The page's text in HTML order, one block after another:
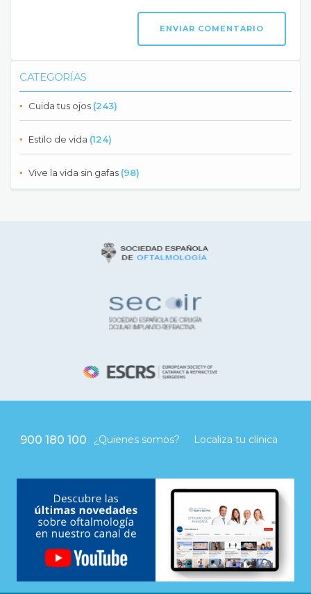
CATEGORÍAS
Cuida tus ojos (243)
Estilo de vida (124)
Vive la vida sin gafas (98)
900 180 100 ¿Quienes somos? Localiza tu clínica